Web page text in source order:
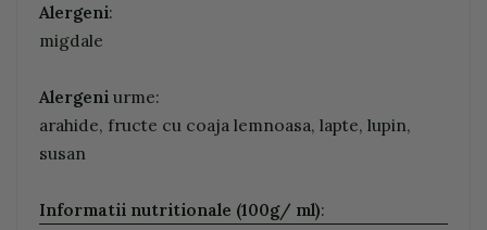
Alergeni:
migdale
Alergeni urme:
arahide, fructe cu coaja lemnoasa, lapte, lupin,
susan
Informatii nutritionale (100g/ ml):